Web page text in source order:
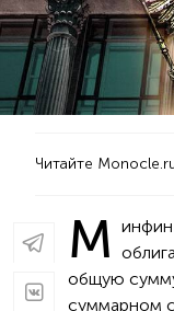
Читайте
М
общую
суммарном